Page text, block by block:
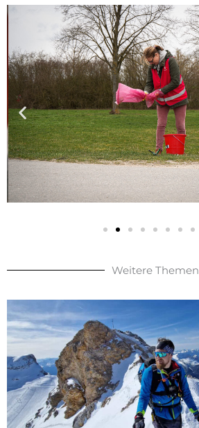
Weitere Themen